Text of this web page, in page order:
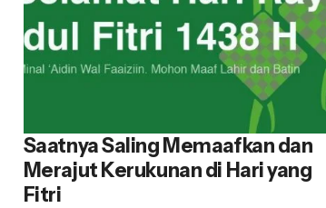
Saatnya Saling Memaafkan dan
Merajut Kerukunan di Hari yang
Fitri